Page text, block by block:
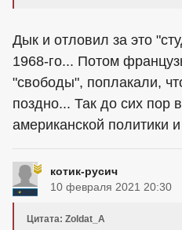
Дык и отловил за это
1968-го... Потом
"свободы", поплакали,
поздно... Так до сих пор в
американской политики
котик-русич
10 февраля 2021 20:30
Цитата: Zoldat_A